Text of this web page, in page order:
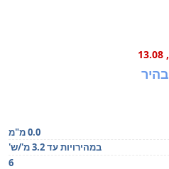
, 13.08
בהיר
0.0 מ"מ
במהירויות עד 3.2 מ'/ש'
6